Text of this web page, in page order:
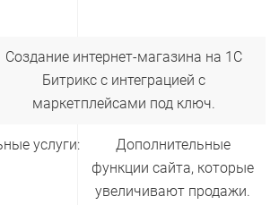
Создание интернет-магазина на 1С
Битрикс с интеграцией с
маркетплейсами под ключ.
услуги:
Дополнительные
функции сайта, которые
увеличивают продажи.